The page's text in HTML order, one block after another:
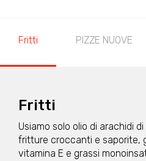
Fritti PIZZE NUOVE
Fritti
Usiamo solo olio di arachidi
fritture croccanti e saporite,
vitamina E e grassi